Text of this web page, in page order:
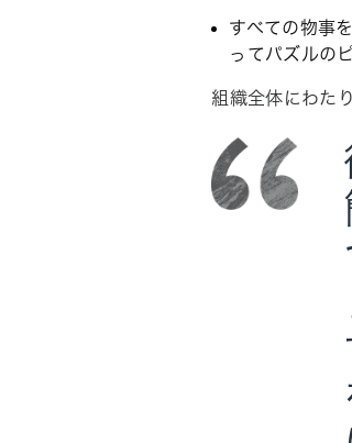
すべての物事
ってパズルの
組織全体にわた